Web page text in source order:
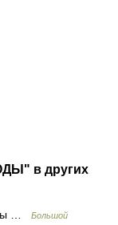
в других
…
Большой